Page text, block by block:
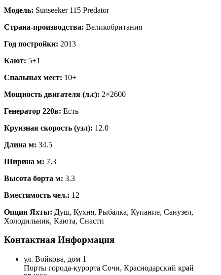
Модель: Sunseeker 115 Predator
Страна-производства: Великобритания
Год постройки: 2013
Кают: 5+1
Спальных мест: 10+
Мощность двигателя (л.с): 2×2600
Генератор 220в: Есть
Круизная скорость (узл): 12.0
Длина м: 34.5
Ширина м: 7.3
Высота борта м: 3.3
Вместимость чел.: 12
Опции Яхты: Душ, Кухня, Рыбалка, Купание, Санузел,
Холодильник, Каюта, Снасти
Контактная Информация
ул. Войкова, дом 1
Порты города-курорта Сочи, Краснодарский край